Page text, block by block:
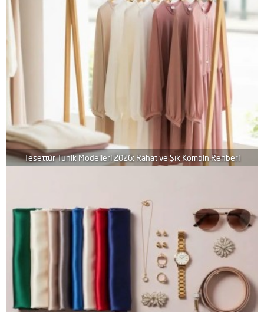
Tesettür Tunik Modelleri 2026: Rahat ve Şık Kombin Rehberi